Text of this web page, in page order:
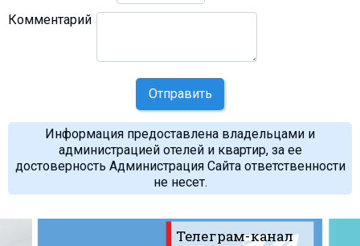
Комментарий
Отправить
Информация предоставлена владельцами и
администрацией отелей и квартир, за ее
достоверность Администрация Сайта ответственности
не несет.
Телеграм-канал